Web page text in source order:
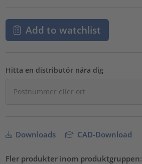
Add to watchlist
Hitta en distributör nära dig
Downloads CAD-Download
Fler produkter inom produktgruppen: